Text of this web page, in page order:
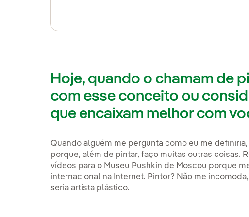
Hoje, quando o chamam de
com esse conceito ou
que encaixam melhor com
Quando alguém me pergunta como eu me
porque, além de pintar, faço muitas outras coisas.
vídeos para o Museu Pushkin de Moscou porque
internacional na Internet. Pintor? Não me
seria artista plástico.